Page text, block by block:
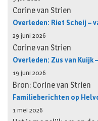
Corine van Strien
Overleden: Riet Scheij –
29 juni 2026
Corine van Strien
Overleden: Zus van Kuijk
19 juni 2026
Bron: Corine van Strien
Familieberichten op
1 mei 2026